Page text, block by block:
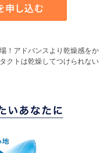
！アドバンスより乾燥感をか
クトは乾燥してつけられない